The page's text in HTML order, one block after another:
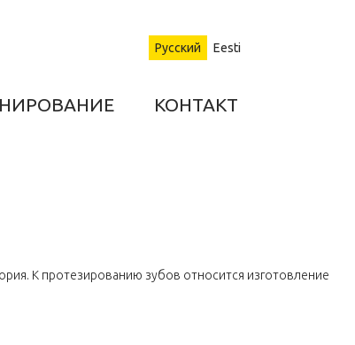
Русский Eesti
КОНТАКТ
К протезированию зубов относится изготовление